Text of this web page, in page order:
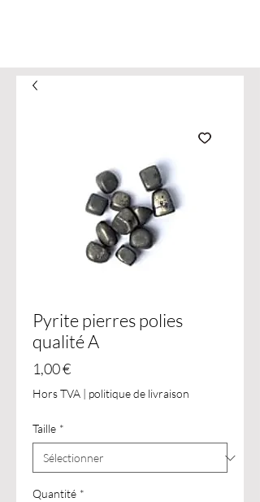
Pyrite pierres polies
qualité A
1,00 €Prix
Hors TVA | politique de livraison
Taille *
Quantité *